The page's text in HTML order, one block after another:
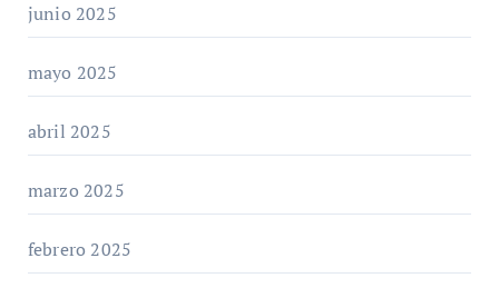
junio 2025
mayo 2025
abril 2025
marzo 2025
febrero 2025